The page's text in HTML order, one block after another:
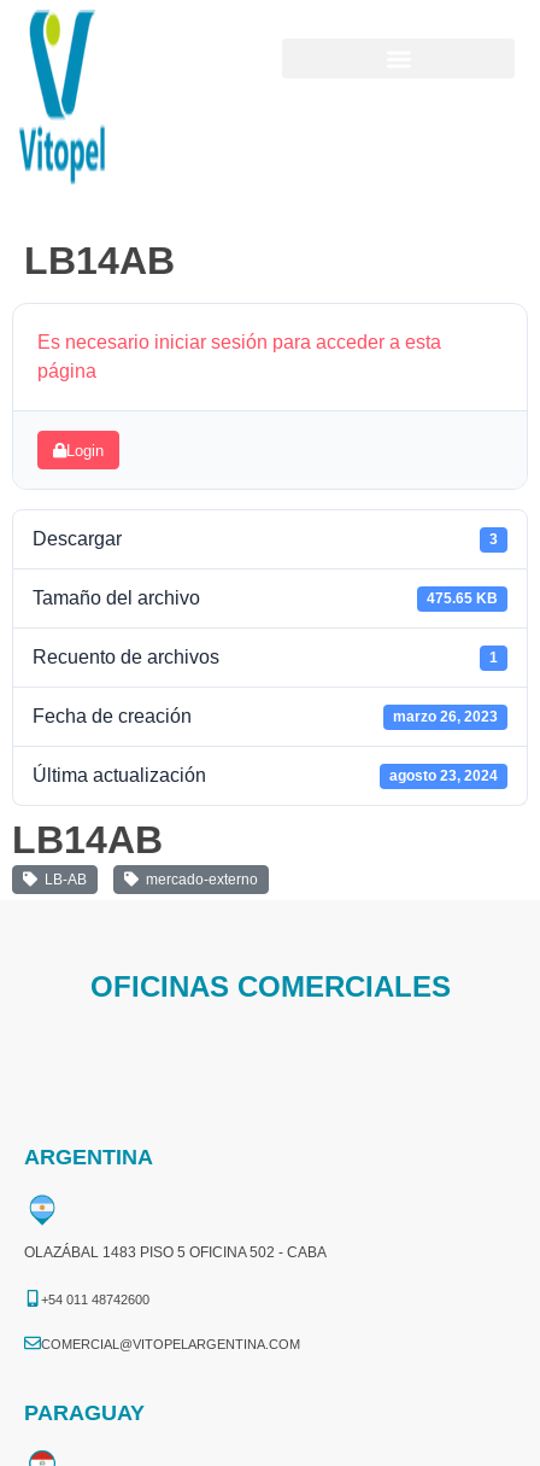
LB14AB
Es necesario iniciar sesión para acceder a esta
página
Login
Descargar 3
Tamaño del archivo 475.65 KB
Recuento de archivos 1
Fecha de creación marzo 26, 2023
Última actualización agosto 23, 2024
LB14AB
LB-AB mercado-externo
OFICINAS COMERCIALES
ARGENTINA
OLAZÁBAL 1483 PISO 5 OFICINA 502 - CABA
+54 011 48742600​
COMERCIAL@VITOPELARGENTINA.COM​
PARAGUAY